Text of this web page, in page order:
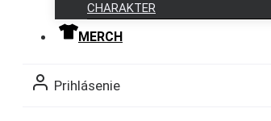
CHARAKTER
MERCH
Prihlásenie